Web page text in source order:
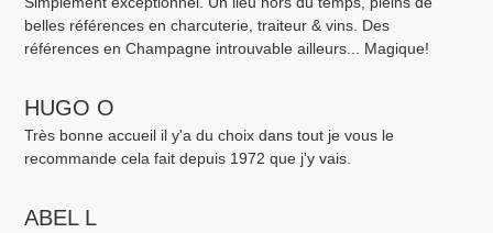
belles références en charcuterie, traiteur & vins. Des
références en Champagne introuvable ailleurs... Magique!
HUGO O
Très bonne accueil il y'a du choix dans tout je vous le
recommande cela fait depuis 1972 que j'y vais.
ABEL L